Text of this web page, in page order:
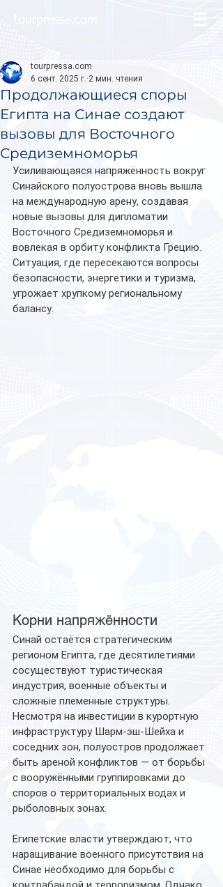
Продолжающиеся споры
Египта на Синае создают
вызовы для Восточного
Средиземноморья
tourpressa.com
6 сент. 2025 г. 2 мин. чтения
Усиливающаяся напряжённость вокруг
Синайского полуострова вновь вышла
на международную арену, создавая
новые вызовы для дипломатии
Восточного Средиземноморья и
вовлекая в орбиту конфликта Грецию.
Ситуация, где пересекаются вопросы
безопасности, энергетики и туризма,
угрожает хрупкому региональному
балансу.
Корни напряжённости
Синай остаётся стратегическим
регионом Египта, где десятилетиями
сосуществуют туристическая
индустрия, военные объекты и
сложные племенные структуры.
Несмотря на инвестиции в курортную
инфраструктуру Шарм-эш-Шейха и
соседних зон, полуостров продолжает
быть ареной конфликтов — от борьбы
с вооружёнными группировками до
споров о территориальных водах и
рыболовных зонах.
Египетские власти утверждают, что
наращивание военного присутствия на
Синае необходимо для борьбы с